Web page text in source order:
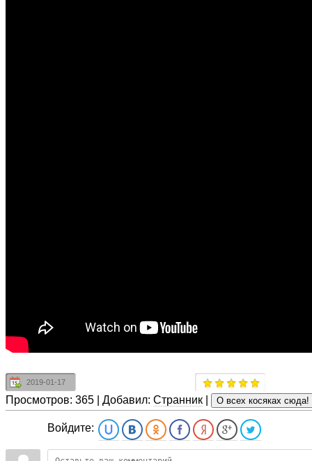
2019-01-17
Просмотров: 365 Добавил: Странник
Войдите: